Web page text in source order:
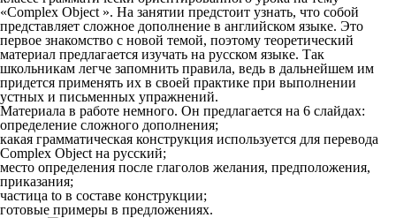
«Complex Object ». На занятии предстоит узнать, что собой
представляет сложное дополнение в английском языке. Это
первое знакомство с новой темой, поэтому теоретический
материал предлагается изучать на русском языке. Так
школьникам легче запомнить правила, ведь в дальнейшем им
придется применять их в своей практике при выполнении
устных и письменных упражнений.
Материала в работе немного. Он предлагается на 6 слайдах:
определение сложного дополнения;
какая грамматическая конструкция используется для перевода
Complex Object на русский;
место определения после глаголов желания, предположения,
приказания;
частица to в составе конструкции;
готовые примеры в предложениях.